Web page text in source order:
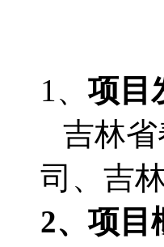
1、 项目
吉林
司、吉
2、项目